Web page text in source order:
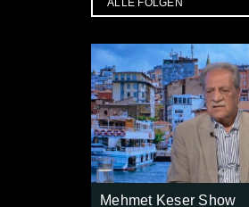
Mehmet Keser Show